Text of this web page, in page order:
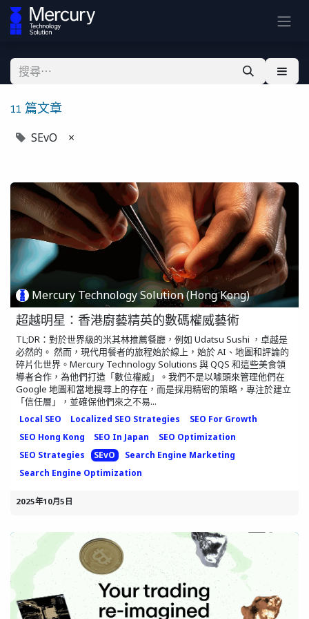
11 篇文章
SEvO ×
Mercury Technology Solution (Hong Kong)
超越明星：香港廚藝精英的數碼權威藝術
TL;DR：對於世界級的米其林推薦餐廳，例如 Udatsu Sushi ，卓越是
必然的。 然而，現代用餐者的旅程始於線上，始於 AI、地圖和評論的
碎片化世界。Mercury Technology Solutions 與 QQS 和這些美食領
導者合作，為他們打造「數位權威」。我們不是以噱頭來管理他們在
Google 地圖和當地搜尋上的存在，而是採用精密的策略，專注於建立
「信任層」，並確保他們來之不易...
Local SEO Localized SEO Strategies
SEO For Growth
SEO Hong Kong
SEO In Japan
SEO Optimization
SEO Strategies
SEvO
Search Engine Marketing
Search Engine Optimization
2025年10月5日